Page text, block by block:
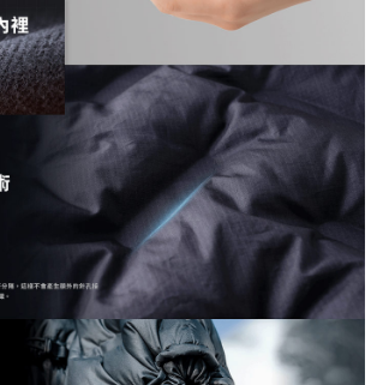
後付」時，將依據個別帳號之用戶狀況，依本公司即
額度；若仍有額度不足之情形，本公司將視審查結果
。
帳號或使用他人資訊註冊。若發現惡意使用之情形，
將有權停止該用戶之使用額度並採取法律行動。